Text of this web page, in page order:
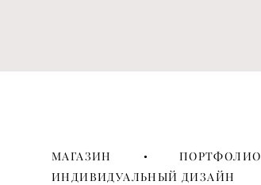
МАГАЗИН • ПОРТФОЛИО
ИНДИВИДУАЛЬНЫЙ ДИЗАЙН